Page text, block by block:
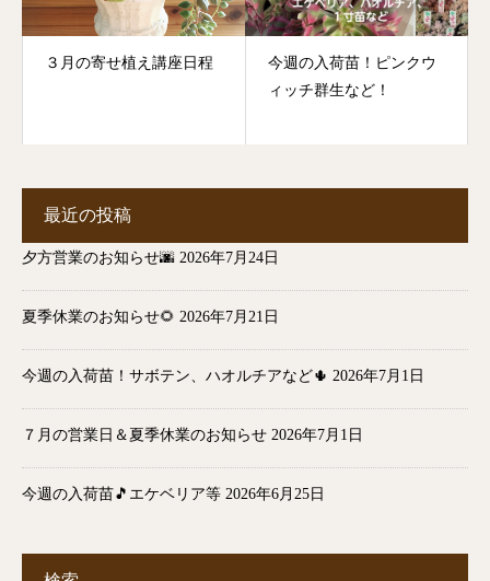
３月の寄せ植え講座日程
今週の入荷苗！ピンクウ
ィッチ群生など！
最近の投稿
夕方営業のお知らせ🌆 2026年7月24日
夏季休業のお知らせ🌻 2026年7月21日
今週の入荷苗！サボテン、ハオルチアなど🌵 2026年7月1日
７月の営業日＆夏季休業のお知らせ 2026年7月1日
今週の入荷苗🎵エケベリア等 2026年6月25日